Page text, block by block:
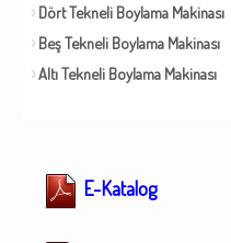
Dört Tekneli Boylama Makinası
Beş Tekneli Boylama Makinası
Altı Tekneli Boylama Makinası
E-Katalog